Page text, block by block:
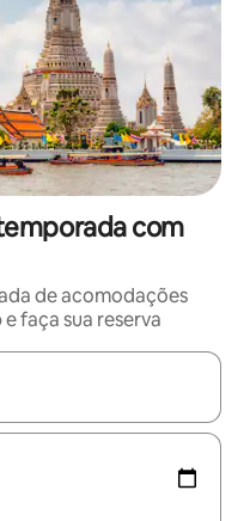
com
de acomodações
faça sua reserva
disponíveis, explore-os